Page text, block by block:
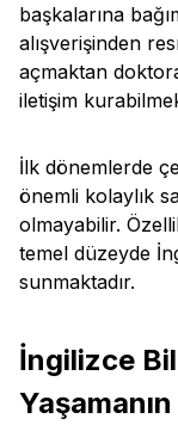
başkalarına
alışverişinden
açmaktan
iletişim
İlk dönemlerde
önemli kolaylık
olmayabilir.
temel düzeyde
sunmaktadır.
İngilizce